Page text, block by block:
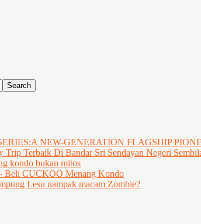
NEW-GENERATION FLAGSHIP
Trip Terbaik Di Bandar Sri Sendayan Negeri
kondo bukan mitos
Beli CUCKOO Menang Kondo
Lesu nampak macam Zombie?